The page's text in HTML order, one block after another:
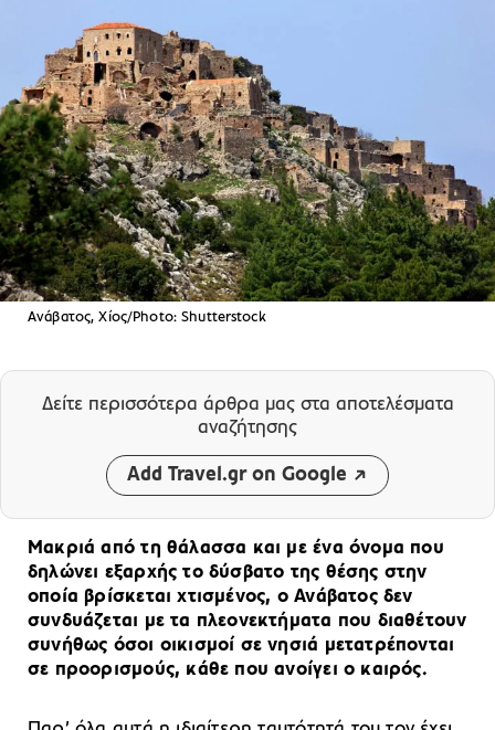
Ανάβατος, Χίος/Photo: Shutterstock
Δείτε περισσότερα άρθρα μας στα αποτελέσματα
αναζήτησης
Add Travel.gr on Google
Μακριά από τη θάλασσα και με ένα όνομα που
δηλώνει εξαρχής το δύσβατο της θέσης στην
οποία βρίσκεται χτισμένος, ο Ανάβατος δεν
συνδυάζεται με τα πλεονεκτήματα που διαθέτουν
συνήθως όσοι οικισμοί σε νησιά μετατρέπονται
σε προορισμούς, κάθε που ανοίγει ο καιρός.